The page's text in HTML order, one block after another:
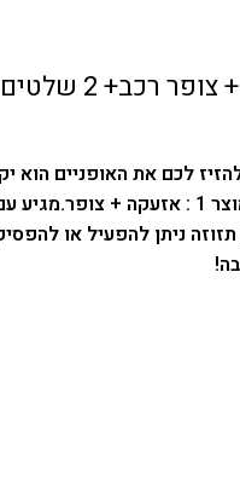
רכב+ 2 שלטים
מגיע עם 2 שלטים חזקים + מחבר לשלדה או
או להפסיק את האזעקה על-ידי 2 השלטים